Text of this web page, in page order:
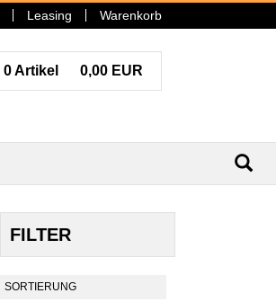
Leasing Warenkorb
0 Artikel 0,00 EUR
FILTER
SORTIERUNG